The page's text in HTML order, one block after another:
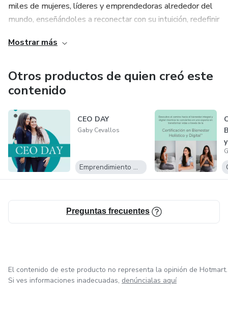
miles de mujeres, líderes y emprendedoras alrededor del
mundo, enseñándoles a reconectar con su intuición, redefinir
dentro y por fuera. 🌎✨
Sus cursos están diseñados para generar impacto real, y
son ideales para audiencias interesadas en bienestar
integral, maternidad consciente, crecimiento personal y
negocios con alma.
Mostrar más
Otros productos de quien creó este
contenido
CEO DAY
Gaby Cevallos
Emprendimiento Digital
Preguntas frecuentes
El contenido de este producto no representa la opinión de Hotmart.
Si ves informaciones inadecuadas, denúncialas aquí